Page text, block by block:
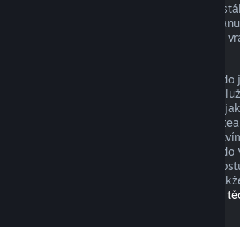
peněz, avšak i když je nesplníte, můžete
peněz a my Vaši žádost zkontrolujeme
některých zemí mohou mít navíc práva na
Peníze Vám budou v plné výši navráceny
schválení, a to buďto do Vaší peněženky
prostřednictvím stejného způsobu platby,
nákupu produktu. Pokud nebude služba
důvodu schopna vrátit peníze
platby, budou peníze v plné výši vráceny do
služby Steam. (Některé způsoby platby
totiž nemusí podporovat vracení peněz,
Kompletní seznam